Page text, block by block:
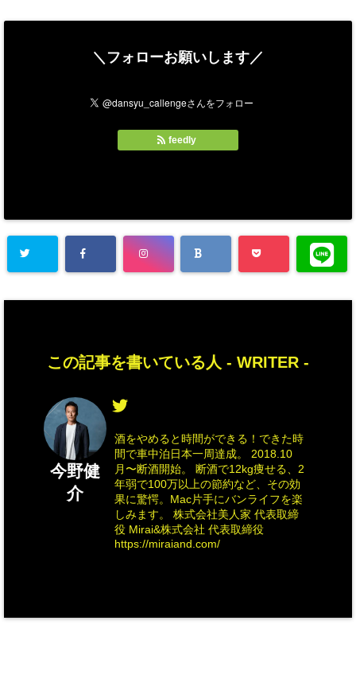
＼フォローお願いします／
feedly
この記事を書いている人 - WRITER -
今野健
介
酒をやめると時間ができる！できた時
間で車中泊日本一周達成。 2018.10
月〜断酒開始。 断酒で12kg痩せる、2
年弱で100万以上の節約など、その効
果に驚愕。Mac片手にバンライフを楽
しみます。 株式会社美人家 代表取締
役 Mirai&株式会社 代表取締役
https://miraiand.com/